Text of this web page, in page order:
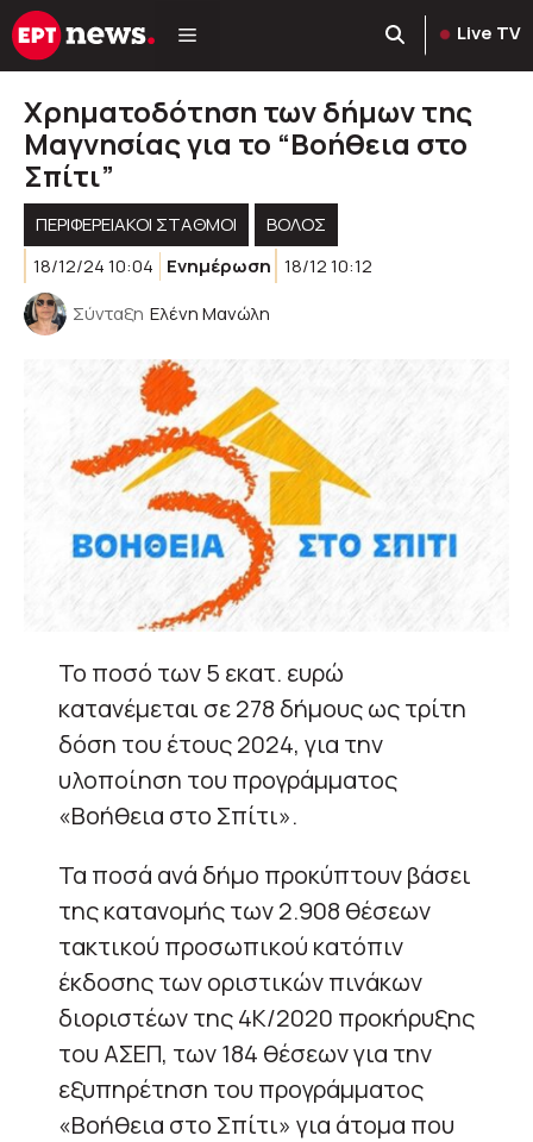
Μετάβαση
σε
Live TV
Χρηματοδότηση των δήμων της
Μαγνησίας για το “Βοήθεια στο
Σπίτι”
ΠΕΡΙΦΕΡΕΙΑΚΟΊ ΣΤΑΘΜΟΊ
ΒΟΛΟΣ
18/12/24 10:04
Ενημέρωση 18/12 10:12
Σύνταξη Ελένη Μανώλη
Το ποσό των 5 εκατ. ευρώ
κατανέμεται σε 278 δήμους ως τρίτη
δόση του έτους 2024, για την
υλοποίηση του προγράμματος
«Βοήθεια στο Σπίτι».
Τα ποσά ανά δήμο προκύπτουν βάσει
της κατανομής των 2.908 θέσεων
τακτικού προσωπικού κατόπιν
έκδοσης των οριστικών πινάκων
διοριστέων της 4Κ/2020 προκήρυξης
του ΑΣΕΠ, των 184 θέσεων για την
εξυπηρέτηση του προγράμματος
«Βοήθεια στο Σπίτι» για άτομα που